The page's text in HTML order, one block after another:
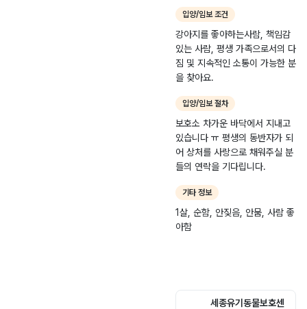
치
원
)
입양/임보 조건
강아지를 좋아하는사람, 책임감
있는 사람, 평생 가족으로서의 다
짐 및 지속적인 소통이 가능한 분
을 찾아요.
입양/임보 절차
보호소 차가운 바닥에서 지내고
있습니다 ㅠ 평생의 동반자가 되
어 상처를 사랑으로 채워주실 분
들의 연락을 기다립니다.
기타 정보
1살, 순함, 안짖음, 안뭄, 사람 좋
아함
세종유기동물보호센